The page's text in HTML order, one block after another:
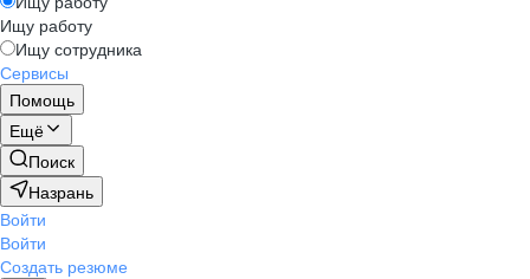
Ищу работу
Ищу сотрудника
Сервисы
Помощь
Ещё
Поиск
Назрань
Войти
Войти
Создать резюме